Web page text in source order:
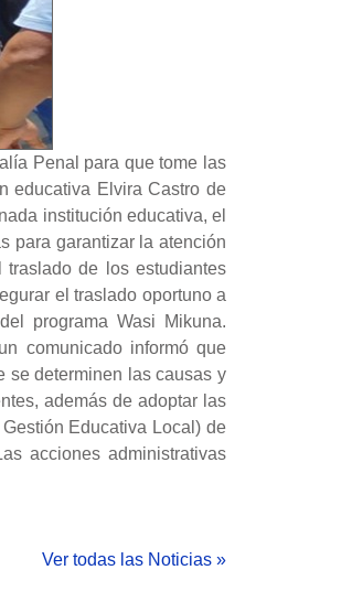
Penal para que tome las
educativa Elvira Castro de
institución educativa, el
para garantizar la atención
de los estudiantes
el traslado oportuno a
programa Wasi Mikuna.
comunicado informó que
se determinen las causas y
además de adoptar las
Educativa Local) de
acciones administrativas
Ver todas las Noticias »